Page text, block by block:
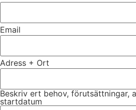
Email
Adress + Ort
Beskriv ert behov, förutsättningar,
startdatum